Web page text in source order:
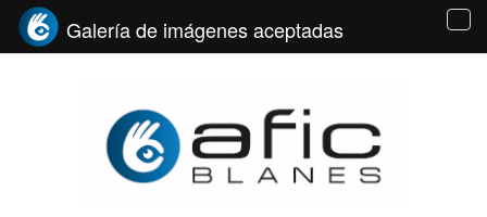
Galería de imágenes aceptadas